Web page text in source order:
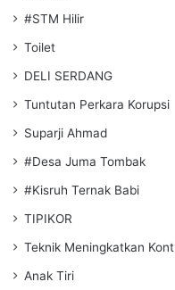
#STM Hilir
Toilet
DELI SERDANG
Tuntutan Perkara Korupsi
Suparji Ahmad
#Desa Juma Tombak
#Kisruh Ternak Babi
TIPIKOR
Teknik Meningkatkan
Anak Tiri